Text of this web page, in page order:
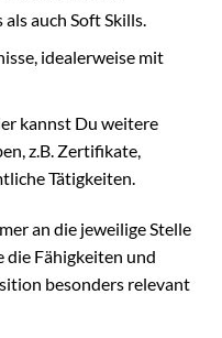
auch Soft Skills.
idealerweise mit
kannst Du weitere
z.B. Zertifikate,
Tätigkeiten.
an die jeweilige Stelle
die Fähigkeiten und
besonders relevant